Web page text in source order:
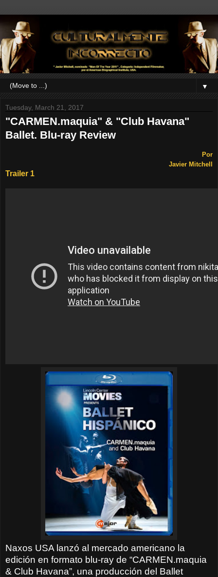
▼
Tuesday, March 21, 2017
"CARMEN.maquia" & "Club Havana"
Ballet. Blu-ray Review
Por
Javier Mitchell
Trailer 1
Naxos USA lanzó al mercado americano la
edición en formato blu-ray de “CARMEN.maquia
& Club Havana”, una producción del Ballet